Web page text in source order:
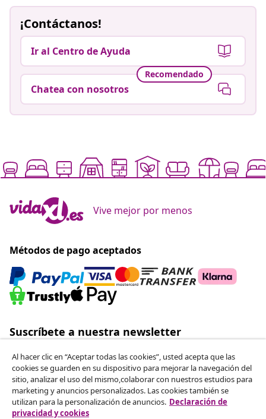
¡Contáctanos!
Ir al Centro de Ayuda
Recomendado
Chatea con nosotros
Vive mejor por menos
Métodos de pago aceptados
Suscríbete a nuestra newsletter
ofertas semanales, promociones estacionales y
novedades de vidaXL.
Nuestras redes sociales
Al hacer clic en “Aceptar todas las cookies”, usted acepta que las
cookies se guarden en su dispositivo para mejorar la navegación del
sitio, analizar el uso del mismo,colaborar con nuestros estudios para
marketing y anuncios personalizados. Las cookies también se
utilizan para la personalización de anuncios. Declaración de
privacidad y cookies